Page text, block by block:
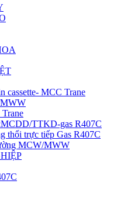
cassette- MCC Trane
TTKD-gas R407C
thổi trực tiếp Gas R407C
MCW/MWW